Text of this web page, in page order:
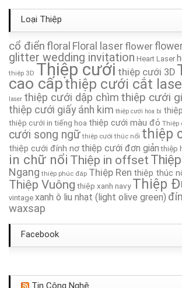
Thiệp Cưới TA009
Thiệp Cưới TA287
Thiệp Cưới TA141
Thiệp Cưới TA202A
Thiệp Cưới TA044
Thiệp Cưới TA257A
Thiệp Cưới TA247A
Loại Thiệp
cổ điển floral Floral laser flower
glitter wedding invitation Heart Laser
thiệp 3D Thiệp cưới thiệp cưới 3D
cao cấpthiệp cưới cắt
laser thiệp cưới dập chìm thiệp cưới
thiệp cưới giấy ánh kim thiệp cưới hoa bi
thiệp cưới in tiếng hoa thiệp cưới màu đỏ Thiệp
cưới song ngữ thiệp cưới thúc nổi thiệp
thiệp cưới đính nơ thiệp cưới đơn giản thiệp
in chữ nổi Thiệp in offset
Ngang thiệp phúc đáp Thiệp Ren thiệp thúc
Thiệp Vuông thiệp xanh navy Thiệp
vintage xanh ô liu nhạt (light olive green)
waxsap
Facebook
Tin Công Nghệ